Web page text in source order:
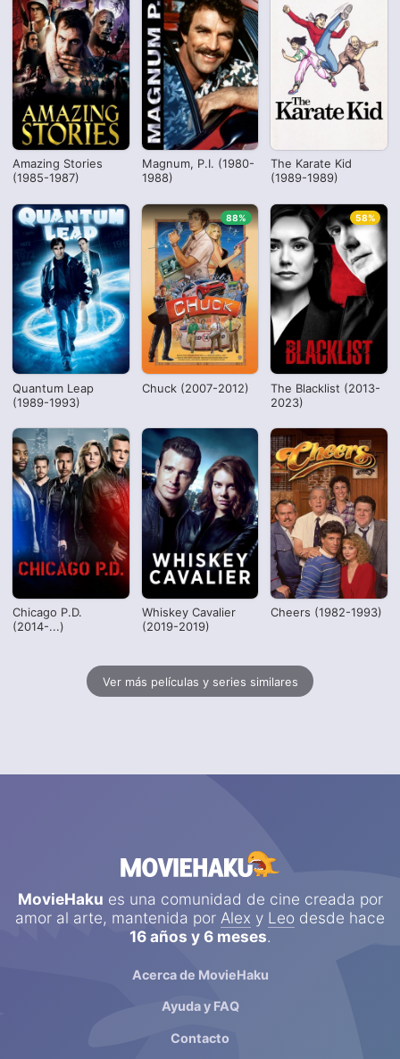
Amazing Stories
(1985-1987)
Magnum, P.I. (1980-
1988)
The Karate Kid
(1989-1989)
Quantum Leap
(1989-1993)
Chuck (2007-2012)
88%
The Blacklist (2013-
2023)
58%
Chicago P.D.
(2014-...)
Whiskey Cavalier
(2019-2019)
Cheers (1982-1993)
Ver más películas y series similares
MovieHaku es una comunidad de cine creada por
amor al arte, mantenida por Alex y Leo desde hace
16 años y 6 meses.
Acerca de MovieHaku
Ayuda y FAQ
Contacto